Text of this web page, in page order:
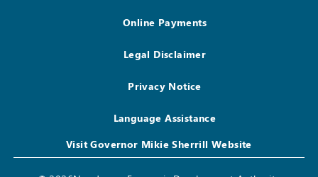
Online Payments
Legal Disclaimer
Privacy Notice
Language Assistance
Visit Governor Mikie Sherrill Website